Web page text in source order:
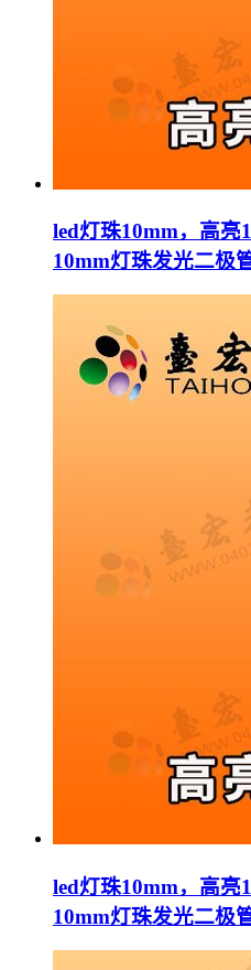
led灯珠10mm，高亮
10mm灯珠发光二极
led灯珠10mm，高亮
10mm灯珠发光二极